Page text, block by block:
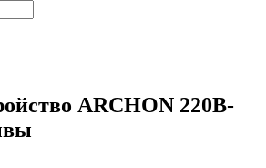
ARCHON 220B-